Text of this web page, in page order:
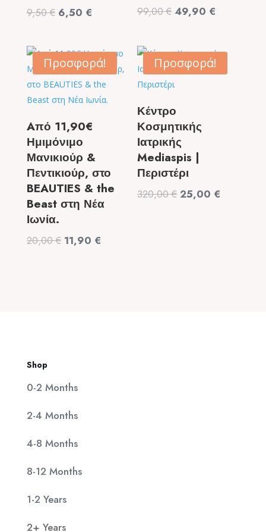
9,50€ Original
9,50 €.
6,50 €
είναι:
6,50 €.
99,00€ Original
99,00 €.
49,90 €
49,90 €.
Προσφορά!
Aπό 11,90€
Ημιμόνιμο
Μανικιούρ &
Πεντικιούρ, στο
BEAUTIES & the
Beast στη Νέα
Ιωνία.
20,00€ Original
11,90 €
Προσφορά!
Κέντρο
Κοσμητικής
Ιατρικής
Mediaspis |
Περιστέρι
320,00€ Original
25,00 €
Shop
0-2 Months
2-4 Months
4-8 Months
8-12 Months
1-2 Years
2+ Years